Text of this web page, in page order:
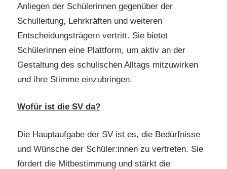
Anliegen der Schülerinnen gegenüber der
Schulleitung, Lehrkräften und weiteren
Entscheidungsträgern vertritt. Sie bietet
Schülerinnen eine Plattform, um aktiv an der
Gestaltung des schulischen Alltags mitzuwirken
und ihre Stimme einzubringen.
Wofür ist die SV da?
Die Hauptaufgabe der SV ist es, die Bedürfnisse
und Wünsche der Schüler:innen zu vertreten. Sie
fördert die Mitbestimmung und stärkt die